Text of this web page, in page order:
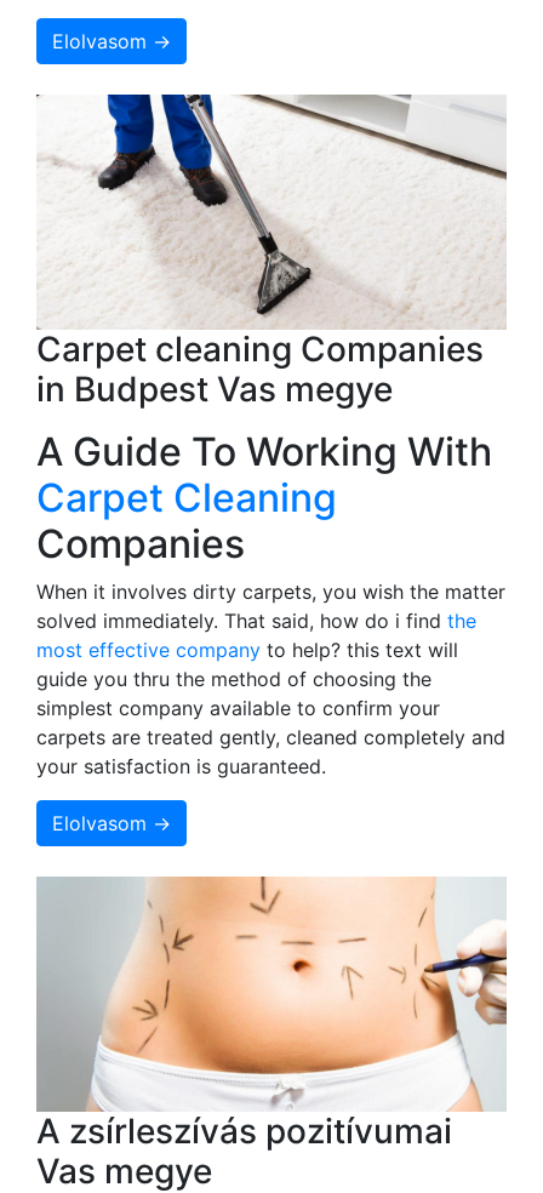
Elolvasom →
Carpet cleaning Companies
in Budpest Vas megye
A Guide To Working With
Carpet Cleaning
Companies
When it involves dirty carpets, you wish the matter
solved immediately. That said, how do i find the
most effective company to help? this text will
guide you thru the method of choosing the
simplest company available to confirm your
carpets are treated gently, cleaned completely and
your satisfaction is guaranteed.
Elolvasom →
A zsírleszívás pozitívumai
Vas megye